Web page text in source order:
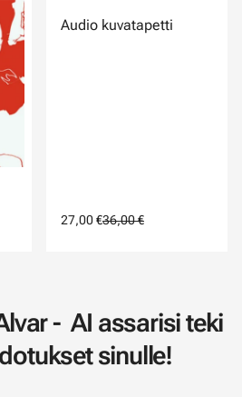
Audio kuvatapetti
27,00 €36,00 €
- AI assarisi teki
sinulle!